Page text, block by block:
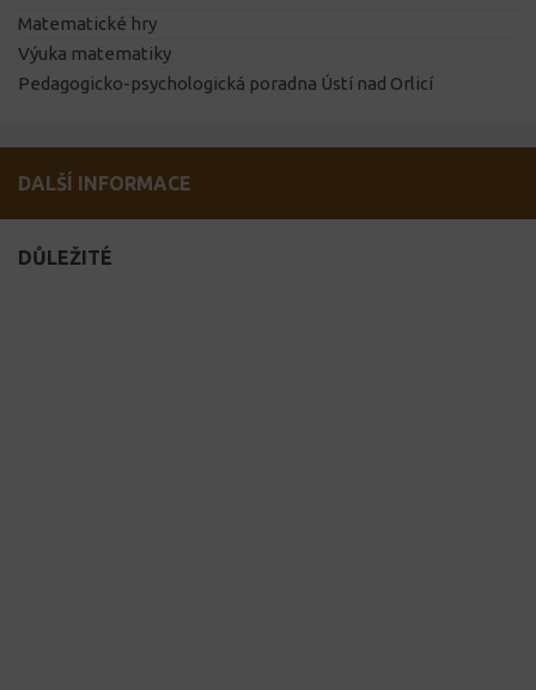
Matematické hry
Výuka matematiky
Pedagogicko-psychologická poradna Ústí nad Orlicí
DALŠÍ INFORMACE
DŮLEŽITÉ